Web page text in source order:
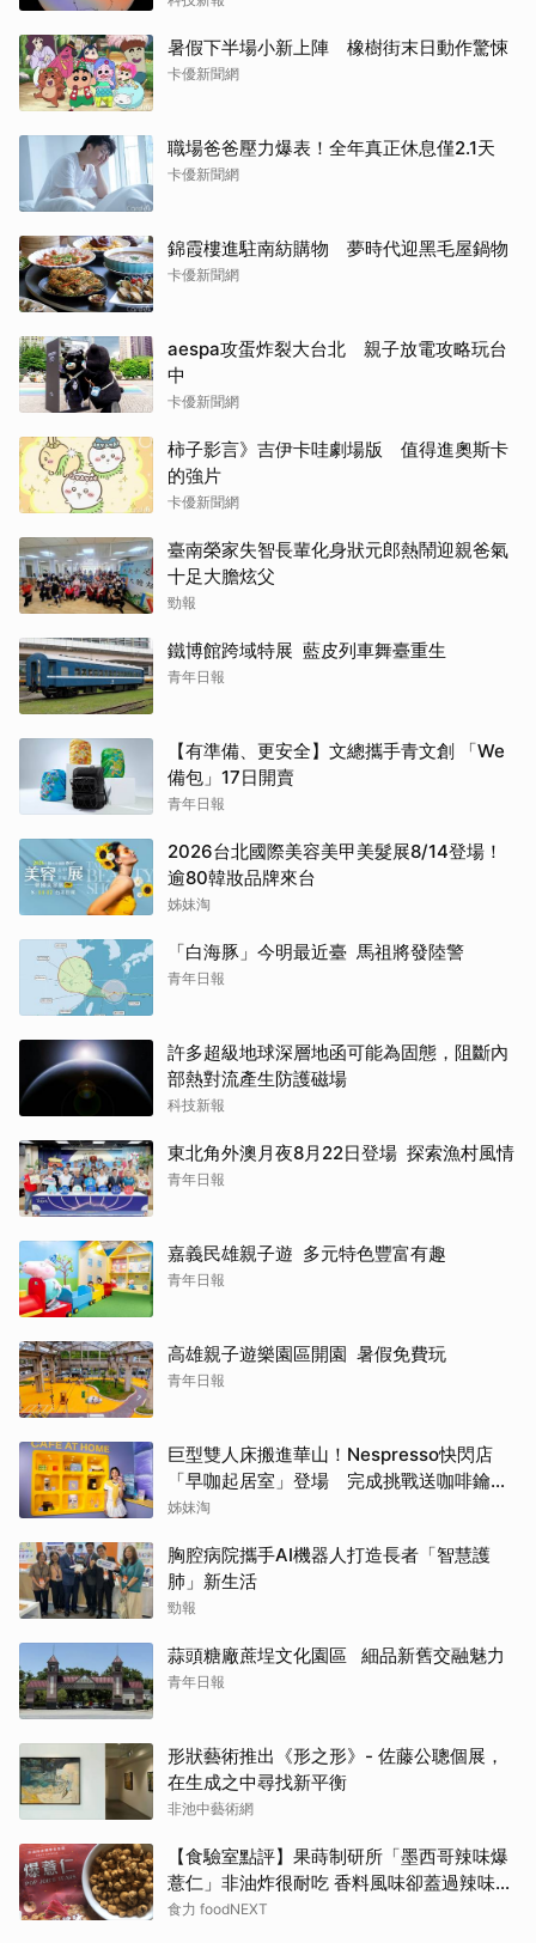
暑假下半場小新上陣 橡樹街末日動作驚悚
卡優新聞網
職場爸爸壓力爆表！全年真正休息僅2.1天
卡優新聞網
錦霞樓進駐南紡購物 夢時代迎黑毛屋鍋物
卡優新聞網
aespa攻蛋炸裂大台北 親子放電攻略玩台
中
卡優新聞網
柿子影言》吉伊卡哇劇場版 值得進奧斯卡
的強片
卡優新聞網
臺南榮家失智長輩化身狀元郎熱鬧迎親爸氣
十足大膽炫父
勁報
鐵博館跨域特展 藍皮列車舞臺重生
青年日報
【有準備、更安全】文總攜手青文創 「We
備包」17日開賣
青年日報
2026台北國際美容美甲美髮展8/14登場！
逾80韓妝品牌來台
姊妹淘
「白海豚」今明最近臺 馬祖將發陸警
青年日報
許多超級地球深層地函可能為固態，阻斷內
部熱對流產生防護磁場
科技新報
東北角外澳月夜8月22日登場 探索漁村風情
青年日報
嘉義民雄親子遊 多元特色豐富有趣
青年日報
高雄親子遊樂園區開園 暑假免費玩
青年日報
巨型雙人床搬進華山！Nespresso快閃店
「早咖起居室」登場 完成挑戰送咖啡鑰匙
圈
姊妹淘
胸腔病院攜手AI機器人打造長者「智慧護
肺」新生活
勁報
蒜頭糖廠蔗埕文化園區 細品新舊交融魅力
青年日報
形狀藝術推出《形之形》- 佐藤公聰個展，
在生成之中尋找新平衡
非池中藝術網
【食驗室點評】果蒔制研所「墨西哥辣味爆
薏仁」非油炸很耐吃 香料風味卻蓋過辣味特
色
食力 foodNEXT